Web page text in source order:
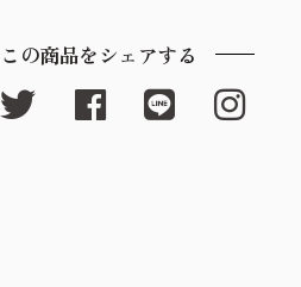
この商品をシェアする